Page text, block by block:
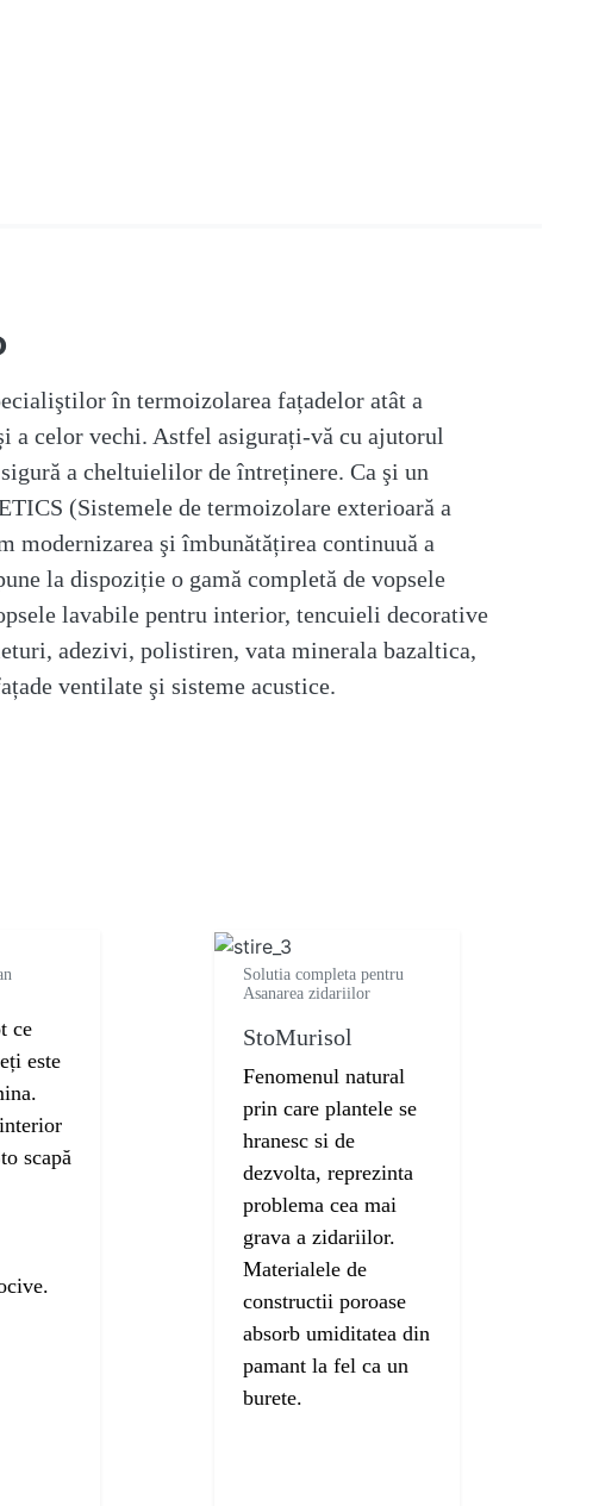
în termoizolarea fațadelor atât a
a celor vechi. Astfel asigurați-vă cu ajutorul
a cheltuielilor de întreținere. Ca şi un
(Sistemele de termoizolare exterioară a
modernizarea şi îmbunătățirea continuuă a
la dispoziție o gamă completă de vopsele
lavabile pentru interior, tencuieli decorative
adezivi, polistiren, vata minerala bazaltica,
ventilate şi sisteme acustice.
ce
este
scapă
Solutia completa pentru
Asanarea zidariilor
StoMurisol
Fenomenul natural
prin care plantele se
hranesc si de
dezvolta, reprezinta
problema cea mai
grava a zidariilor.
Materialele de
constructii poroase
absorb umiditatea din
pamant la fel ca un
burete.